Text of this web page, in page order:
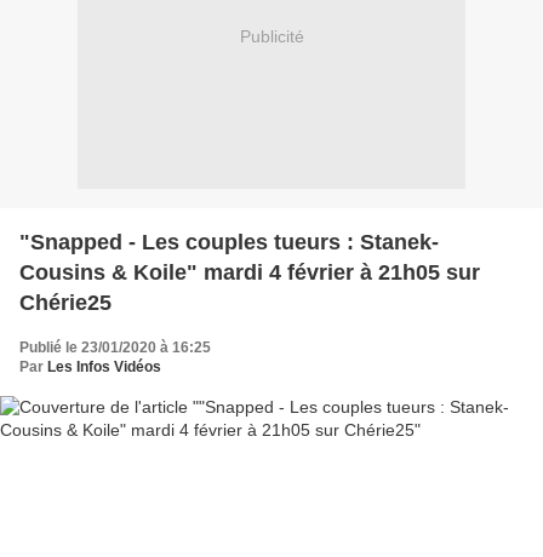
Publicité
"Snapped - Les couples tueurs : Stanek-
Cousins & Koile" mardi 4 février à 21h05 sur
Chérie25
Publié le 23/01/2020 à 16:25
Par Les Infos Vidéos